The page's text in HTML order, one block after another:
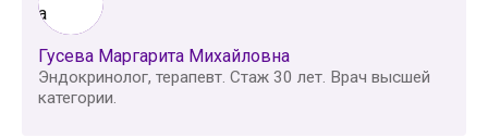
Гусева Маргарита Михайловна
Эндокринолог, терапевт. Стаж 30 лет. Врач высшей
категории.